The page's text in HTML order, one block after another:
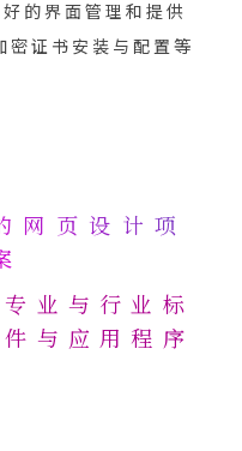
的界面管理和提供
密证书安装与配置等
网页设计项
业与行业标
与应用程序